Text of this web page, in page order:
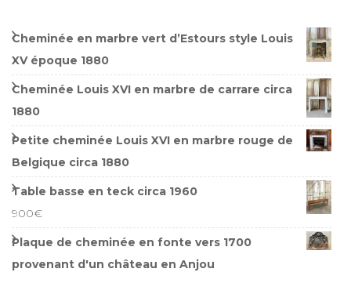
Cheminée en marbre vert d’Estours style Louis
XV époque 1880
Cheminée Louis XVI en marbre de carrare circa
1880
Petite cheminée Louis XVI en marbre rouge de
Belgique circa 1880
Table basse en teck circa 1960
900€
Plaque de cheminée en fonte vers 1700
provenant d'un château en Anjou